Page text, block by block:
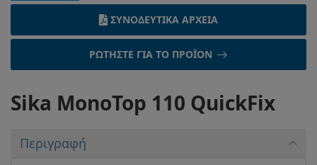
ΣΥΝΟΔΕΥΤΙΚΆ ΑΡΧΕΊΑ
ΡΩΤΉΣΤΕ ΓΙΑ ΤΟ ΠΡΟΪΌΝ
Sika MonoTop 110 QuickFix
Περιγραφή